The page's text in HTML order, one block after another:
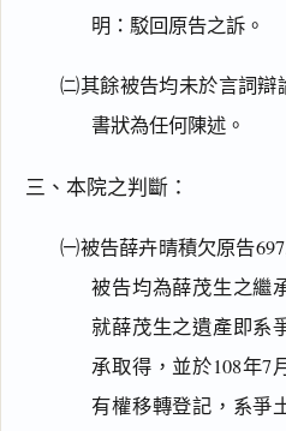
明：駁回原告之訴。
㈡其餘被告均未於言詞
書狀為任何陳述。
三、本院之判斷：
㈠被告薛卉晴積欠原告
被告均為薛茂生之繼
就薛茂生之遺產即系
承取得，並於108年7
有權移轉登記，系爭